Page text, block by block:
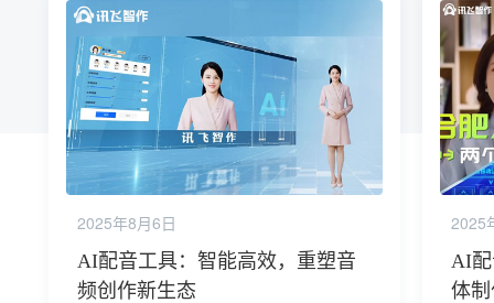
2025年8月6日
AI配音工具：智能高效，重塑音
频创作新生态
2025
AI
体